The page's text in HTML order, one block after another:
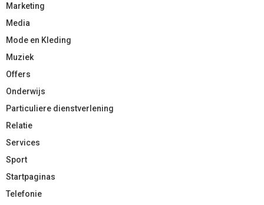
Marketing
Media
Mode en Kleding
Muziek
Offers
Onderwijs
Particuliere dienstverlening
Relatie
Services
Sport
Startpaginas
Telefonie